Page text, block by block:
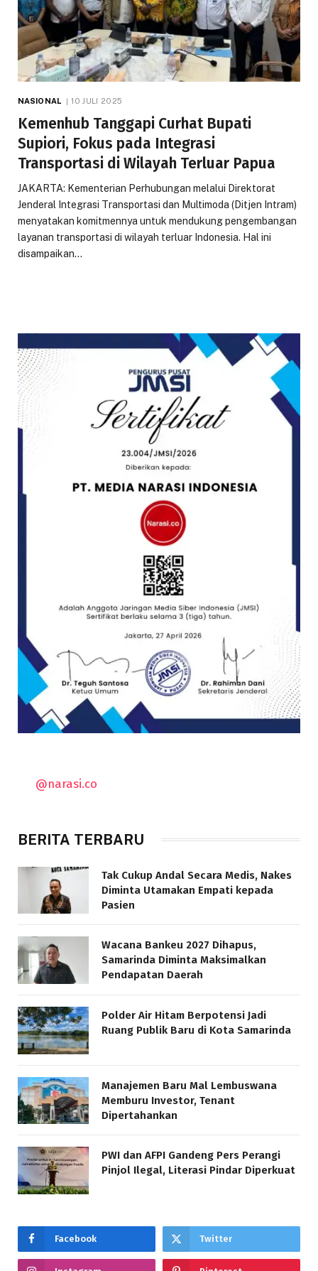
NASIONAL 10 JULI 2025
Kemenhub Tanggapi Curhat Bupati
Supiori, Fokus pada Integrasi
Transportasi di Wilayah Terluar Papua
JAKARTA: Kementerian Perhubungan melalui Direktorat
Jenderal Integrasi Transportasi dan Multimoda (Ditjen Intram)
menyatakan komitmennya untuk mendukung pengembangan
layanan transportasi di wilayah terluar Indonesia. Hal ini
disampaikan…
@narasi.co
BERITA TERBARU
Tak Cukup Andal Secara Medis, Nakes
Diminta Utamakan Empati kepada
Pasien
Wacana Bankeu 2027 Dihapus,
Samarinda Diminta Maksimalkan
Pendapatan Daerah
Polder Air Hitam Berpotensi Jadi
Ruang Publik Baru di Kota Samarinda
Manajemen Baru Mal Lembuswana
Memburu Investor, Tenant
Dipertahankan
PWI dan AFPI Gandeng Pers Perangi
Pinjol Ilegal, Literasi Pindar Diperkuat
Facebook Twitter